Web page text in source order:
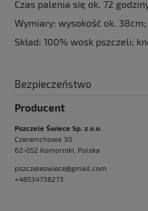
Czas palenia się ok. 72
Wymiary: wysokość ok.
Skład: 100% wosk pszczeli;
Bezpieczeństwo
Producent
Pszczele Świece Sp. z o.o.
Czeremchowa 30
62-052 Komorniki, Polska
pszczeleswiece@gmail.com
+48534738273